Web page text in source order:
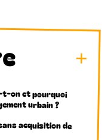
t-on et pourquoi
urbain ?
acquisition de